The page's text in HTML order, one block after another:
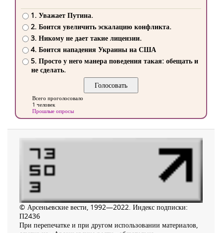
1. Уважает Путина.
2. Боится увеличить эскалацию конфликта.
3. Никому не дает такие лицензии.
4. Боится нападения Украины на США
5. Просто у него манера поведения такая: обещать и
не сделать.
Всего проголосовало
1 человек
Прошлые опросы
© Арсеньевские вести, 1992—2022. Индекс подписки:
П2436
При перепечатке и при другом использовании материалов,